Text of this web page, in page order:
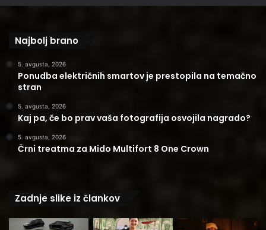
Najbolj brano
5. avgusta, 2026
Ponudba električnih smartov je prestopila na temačno
stran
5. avgusta, 2026
Kaj pa, če bo prav vaša fotografija osvojila nagrado?
5. avgusta, 2026
Črni treatma za Mido Multifort 8 One Crown
Zadnje slike iz člankov